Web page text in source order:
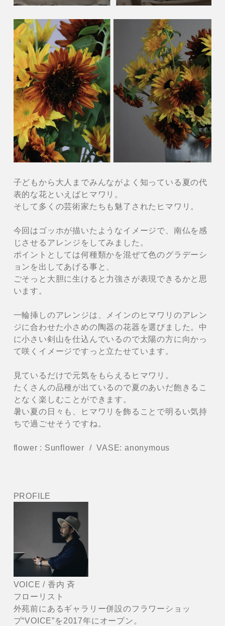
子どもから大人までみんながよく知っている夏の代
表的な花といえばヒマワリ。
そして多くの芸術家たちも魅了されたヒマワリ。
今回はゴッホが描いたようなイメージで、南仏を感
じさせるアレンジをしてみました。
ポイントとしては何種類かを混ぜて色のグラデーシ
ョンを出してあげる事と、
ごそっと大胆に生けると力強さが表現できるかと思
います。
一輪挿しのアレンジは、メインのヒマワリのアレン
ジに合わせた小さめの陶器の花器を選びました。中
に小さい剣山を仕込んでいるので太陽の方に向かっ
て咲くイメージですっと立たせています。
見ているだけで元気をもらえるヒマワリ。
たくさんの品種が出ているので夏のあいだ飽きるこ
となく楽しむことができます。
暑い夏の日々も、ヒマワリを飾ることで明るい気持
ちで過ごせそうですね。
flower : Sunflower / VASE: anonymous
PROFILE
VOICE / 香内 斉
フローリスト
外苑前にあるギャラリー併設のフラワーショッ
プ“VOICE”を2017年にオープン。